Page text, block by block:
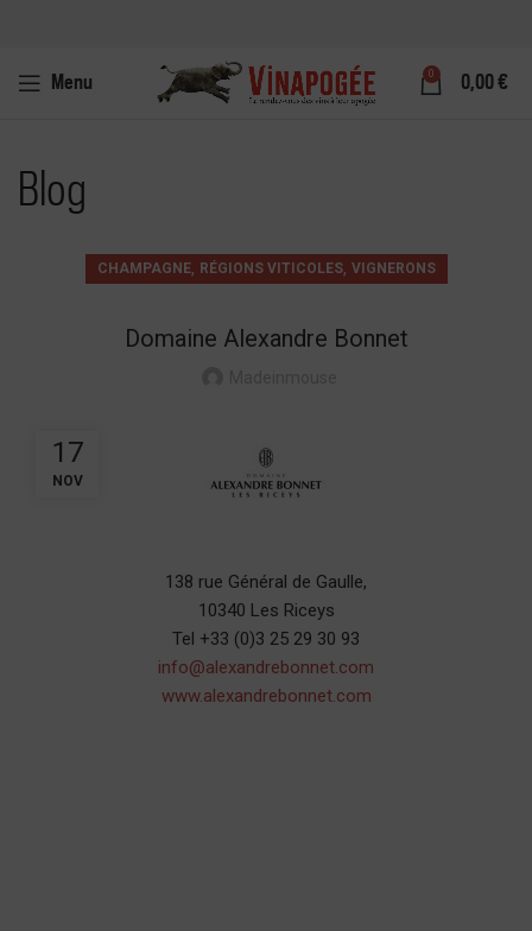
Menu 0 0,00€
Blog
CHAMPAGNE, RÉGIONS VITICOLES, VIGNERONS
Domaine Alexandre Bonnet
17
NOV
138 rue Général de Gaulle,
10340 Les Riceys
Tel +33 (0)3 25 29 30 93
info@alexandrebonnet.com
www.alexandrebonnet.com